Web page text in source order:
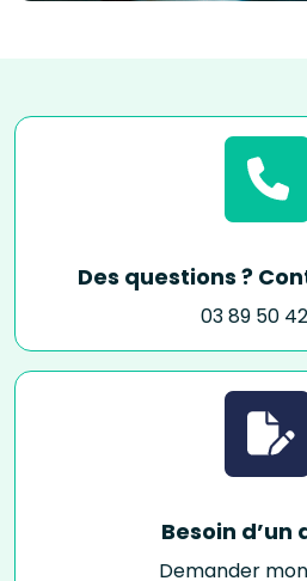
Des questions ?
03 89 50
Besoin d’un
Demander